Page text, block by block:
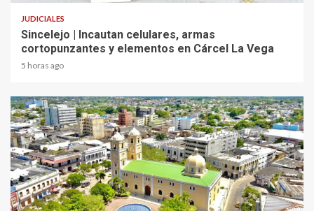
JUDICIALES
Sincelejo | Incautan celulares, armas
cortopunzantes y elementos en Cárcel La Vega
5 horas ago
2 min read